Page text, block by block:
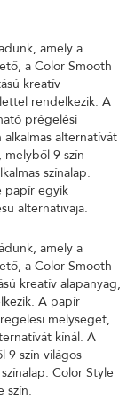
amely a
a Color Smooth
kreatív
rendelkezik. A
prégelési
alternatívát
9 szín
színalap.
papír egyik
alternatívája.
amely a
a Color Smooth
kreatív alapanyag,
A papír
mélységet,
kínál. A
9 szín világos
Color Style
szín.